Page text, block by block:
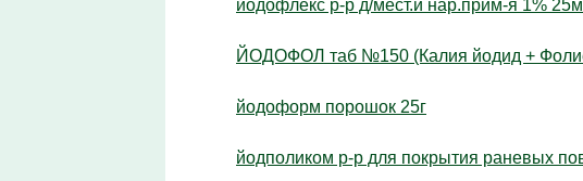
йодофлекс р-р д/мест.и нар.прим-я 1%
ЙОДОФОЛ таб №150 (Калия йодид +
йодоформ порошок 25г
йодполиком р-р для покрытия раневых